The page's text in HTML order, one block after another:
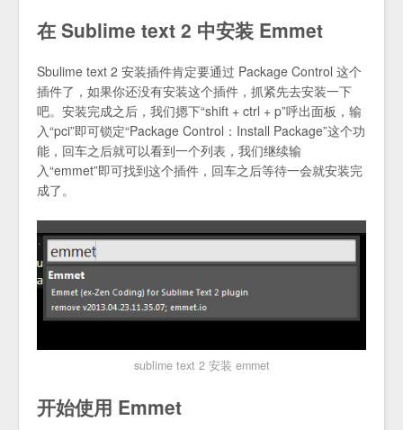
在 Sublime text 2 中安装 Emmet
Sbulime text 2 安装插件肯定要通过 Package Control 这个
插件了，如果你还没有安装这个插件，抓紧先去安装一下
吧。安装完成之后，我们摁下“shift + ctrl + p”呼出面板，输
入“pci”即可锁定“Package Control：Install Package”这个功
能，回车之后就可以看到一个列表，我们继续输
入“emmet”即可找到这个插件，回车之后等待一会就安装完
成了。
sublime text 2 安装 emmet
开始使用 Emmet